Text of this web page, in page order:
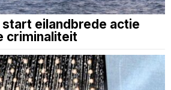
eilandbrede actie
criminaliteit